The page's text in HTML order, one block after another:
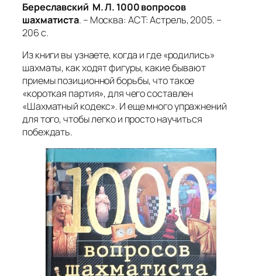
Береславский М. Л. 1000 вопросов
шахматиста. – Москва: АСТ: Астрель, 2005. –
206 с.
Из книги вы узнаете, когда и где «родились»
шахматы, как ходят фигуры, какие бывают
приемы позиционной борьбы, что такое
«короткая партия», для чего составлен
«Шахматный кодекс». И еще много упражнений
для того, чтобы легко и просто научиться
побеждать.